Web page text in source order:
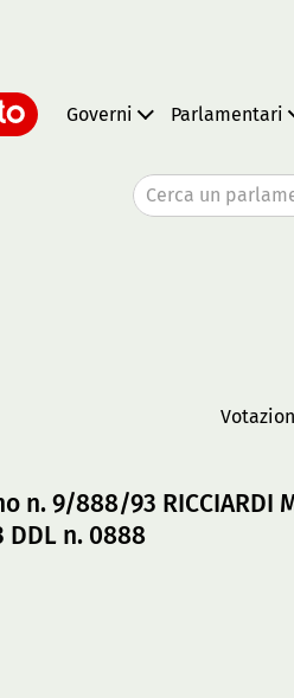
Governi Parlamentari
Cerca un
n. 9/888/93 RICCIARDI
n. 0888